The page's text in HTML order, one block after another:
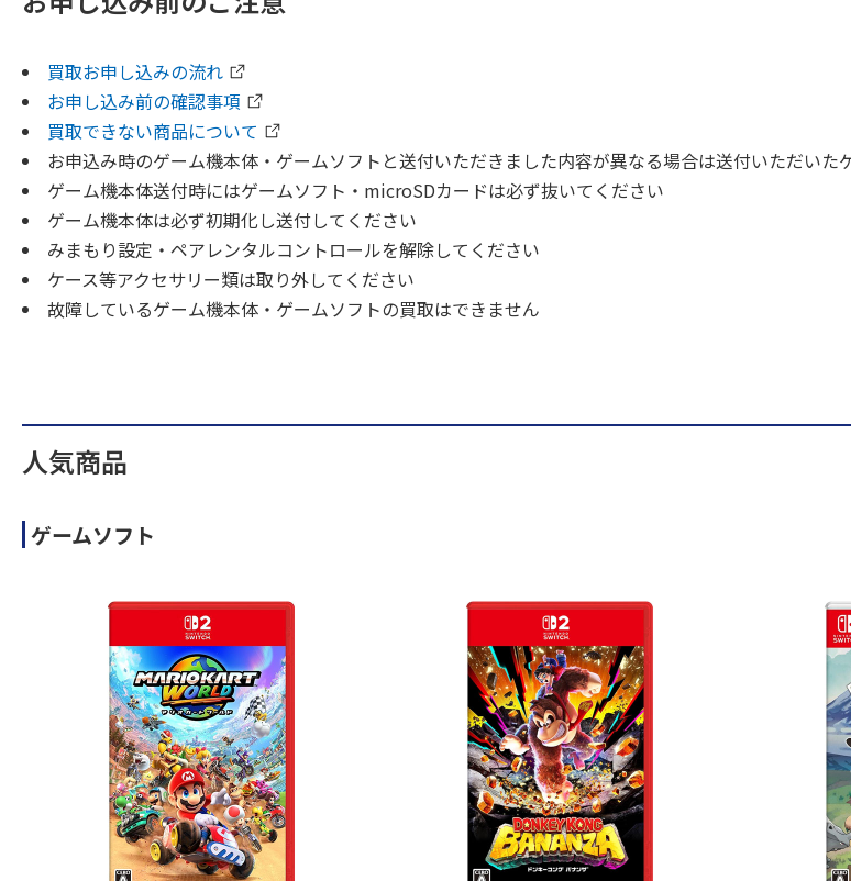
買取お申し込みの流れ
お申し込み前の確認事項
買取できない商品について
お申込み時のゲーム機本体・ゲームソフトと送付いただきました内容が異なる場合は送付いただい
ゲーム機本体送付時にはゲームソフト・microSDカードは必ず抜いてください
ゲーム機本体は必ず初期化し送付してください
みまもり設定・ペアレンタルコントロールを解除してください
ケース等アクセサリー類は取り外してください
故障しているゲーム機本体・ゲームソフトの買取はできません
人気商品
ゲームソフト